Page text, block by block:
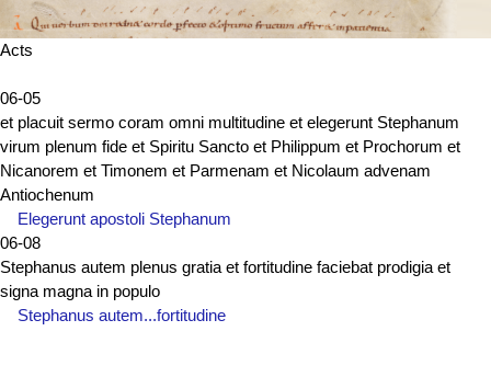
Acts
06-05
et placuit sermo coram omni multitudine et elegerunt Stephanum
virum plenum fide et Spiritu Sancto et Philippum et Prochorum et
Nicanorem et Timonem et Parmenam et Nicolaum advenam
Antiochenum
Elegerunt apostoli Stephanum
06-08
Stephanus autem plenus gratia et fortitudine faciebat prodigia et
signa magna in populo
Stephanus autem...fortitudine